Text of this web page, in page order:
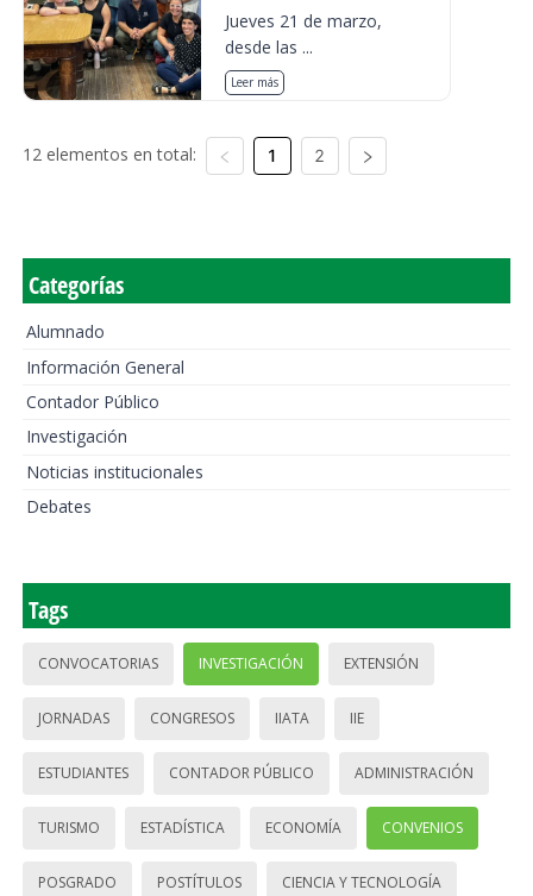
Jueves 21 de marzo,
desde las ...
Leer más
12 elementos en total: 1 2
Categorías
Alumnado
Información General
Contador Público
Investigación
Noticias institucionales
Debates
Tags
CONVOCATORIAS INVESTIGACIÓN EXTENSIÓN
JORNADAS CONGRESOS IIATA IIE
ESTUDIANTES CONTADOR PÚBLICO ADMINISTRACIÓN
TURISMO ESTADÍSTICA ECONOMÍA CONVENIOS
POSGRADO POSTÍTULOS CIENCIA Y TECNOLOGÍA